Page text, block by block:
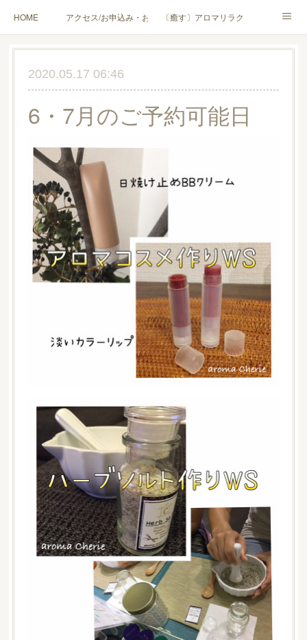
HOME アクセス/お申込み・お問合せ〔癒す〕アロマリラクゼーション
〔学ぶ〕AEAJ資格対応コース〔学ぶ〕トリートメント実技講座／介護アロマ講座
ハンモックよもぎ蒸し® HAMMOCK SAUNA® アカデミー厚木校
ハンモックタイ古式協会® 厚木校出張講座(個人／企業・団体)
Instagram コラム YouTube［アロマ・ハーブクラフト］
2020.05.17 06:46
6・7月のご予約可能日